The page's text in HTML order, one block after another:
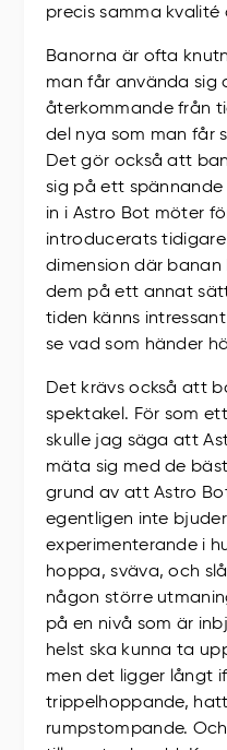
precis samma
Banorna är ofta
man får använda sig
återkommande från
del nya som man får
Det gör också att
sig på ett
in i Astro Bot möter
introducerats
dimension där
dem på ett annat
tiden känns
se vad som händer
Det krävs också att
spektakel. För som
skulle jag säga att
mäta sig med de
grund av att Astro
egentligen inte
experimenterande i
hoppa, sväva, och
någon större
på en nivå som är
helst ska kunna ta
men det ligger långt
trippelhoppande,
rumpstompande.